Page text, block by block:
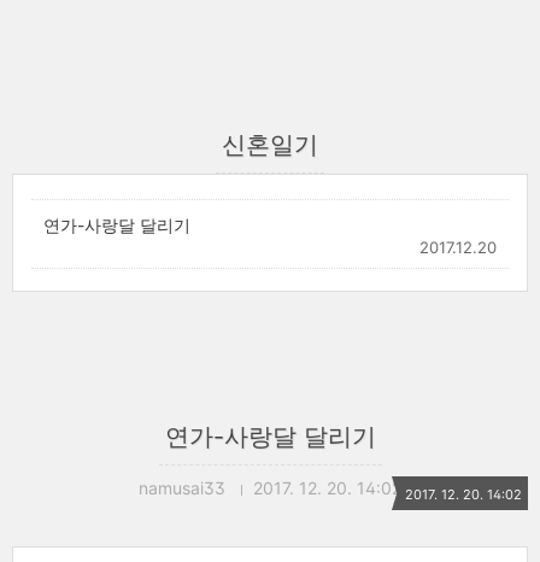
신혼일기
연가-사랑달 달리기
2017.12.20
연가-사랑달 달리기
namusai33 2017. 12. 20. 14:02 2017. 12. 20. 14:02